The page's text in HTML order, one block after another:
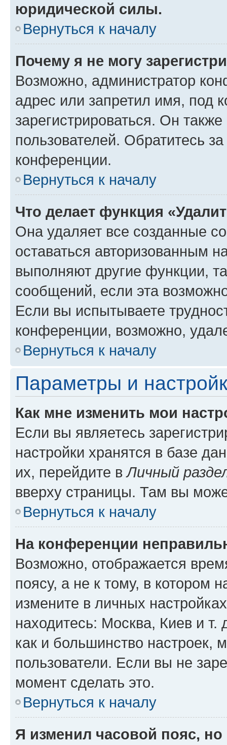
юридической силы.
Вернуться к началу
Почему я не могу
Возможно, администратор
адрес или запретил имя, под
зарегистрироваться. Он
пользователей. Обратитесь
конференции.
Вернуться к началу
Что делает функция
Она удаляет все созданные
оставаться авторизованным
выполняют другие функции,
сообщений, если эта
Если вы испытываете
конференции, возможно,
Вернуться к началу
Параметры и
Как мне изменить мои
Если вы являетесь
настройки хранятся в базе
их, перейдите вЛичный
вверху страницы. Там вы
Вернуться к началу
На конференции
Возможно, отображается
поясу, а не к тому, в котором
измените в личных
находитесь: Москва, Киев и т.
как и большинство настроек,
пользователи. Если вы не
момент сделать это.
Вернуться к началу
Я изменил часовой пояс,